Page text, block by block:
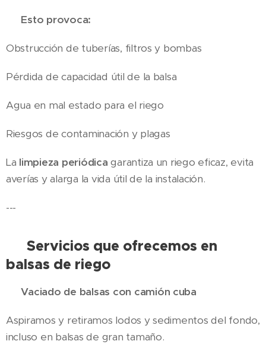
👉 Esto provoca:
Obstrucción de tuberías, filtros y bombas
Pérdida de capacidad útil de la balsa
Agua en mal estado para el riego
Riesgos de contaminación y plagas
La limpieza periódica garantiza un riego eficaz, evita
averías y alarga la vida útil de la instalación.
---
🔧 Servicios que ofrecemos en
balsas de riego
🚛 Vaciado de balsas con camión cuba
Aspiramos y retiramos lodos y sedimentos del fondo,
incluso en balsas de gran tamaño.